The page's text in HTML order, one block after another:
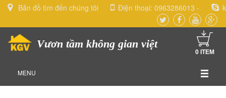
Bản đồ tìm đến chúng tôi Điện thoại: 0963286013 -
Vươn tầm không gian việt
0 ITEM
MENU